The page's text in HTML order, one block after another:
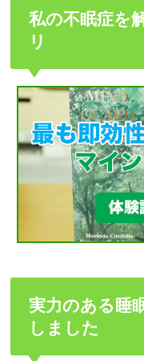
私の不眠症を
リ
実力のある睡
しました